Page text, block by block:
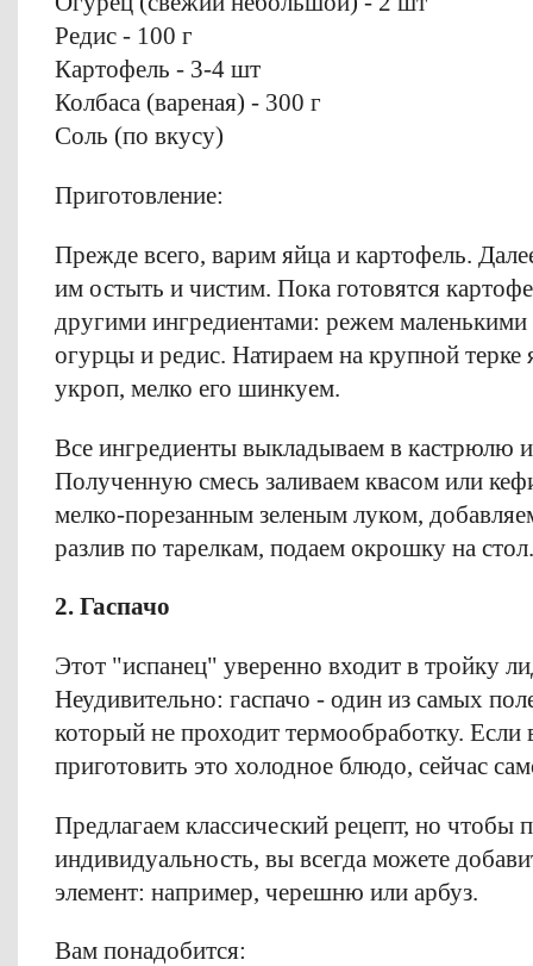
Редис - 100 г
Картофель - 3-4 шт
Колбаса (вареная) - 300 г
Соль (по вкусу)
Приготовление:
Прежде всего, варим яйца и картофель.
им остыть и чистим. Пока готовятся
другими ингредиентами: режем
огурцы и редис. Натираем на крупной
укроп, мелко его шинкуем.
Все ингредиенты выкладываем в кастрюлю
Полученную смесь заливаем квасом или
мелко-порезанным зеленым луком,
разлив по тарелкам, подаем окрошку на стол.
2. Гаспачо
Этот "испанец" уверенно входит в тройку
Неудивительно: гаспачо - один из самых
который не проходит термообработку.
приготовить это холодное блюдо, сейчас
Предлагаем классический рецепт, но чтобы
индивидуальность, вы всегда можете
элемент: например, черешню или арбуз.
Вам понадобится: